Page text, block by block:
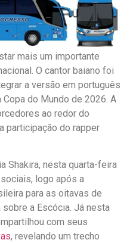
mais um importante
O cantor baiano foi
a versão em português
Copa do Mundo de 2026. A
ao redor do
participação do rapper
Shakira, nesta quarta-feira
logo após a
para as oitavas de
a Escócia. Já nesta
com seus
, revelando um trecho